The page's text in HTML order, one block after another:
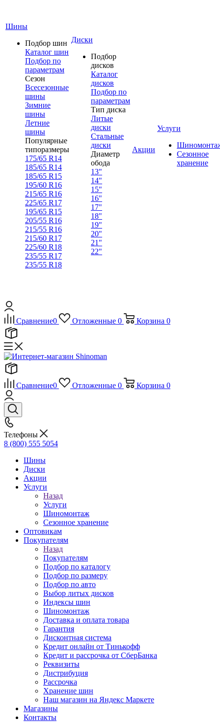
Шины
Подбор шин
Каталог шин
Подбор по
параметрам
Сезон
Всесезонные
шины
Зимние
шины
Летние
шины
Популярные
типоразмеры
175/65 R14
185/65 R14
185/65 R15
195/60 R16
215/65 R16
225/65 R17
195/65 R15
205/55 R16
215/55 R16
215/60 R17
225/60 R18
235/55 R17
235/55 R18
Диски
Подбор
дисков
Каталог
дисков
Подбор по
параметрам
Тип диска
Литые
диски
Стальные
диски
Диаметр
обода
13"
14"
15"
16"
17"
18"
19"
20"
21"
22"
Акции
Услуги
Сезонное
хранение
Сравнение0 Отложенные 0 Корзина 0
Сравнение0 Отложенные 0 Корзина 0
Телефоны
8 (800) 555 5054
Шины
Диски
Акции
Услуги
Назад
Услуги
Шиномонтаж
Сезонное хранение
Оптовикам
Покупателям
Назад
Покупателям
Подбор по каталогу
Подбор по размеру
Подбор по авто
Выбор литых дисков
Индексы шин
Шиномонтаж
Доставка и оплата товара
Гарантия
Дисконтная система
Кредит онлайн от Тинькофф
Кредит и рассрочка от СберБанка
Реквизиты
Дистрибуция
Рассрочка
Хранение шин
Наш магазин на Яндекс Маркете
Магазины
Контакты